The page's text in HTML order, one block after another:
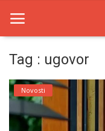
Home
Novosti
Tag : ugovor
Novosti